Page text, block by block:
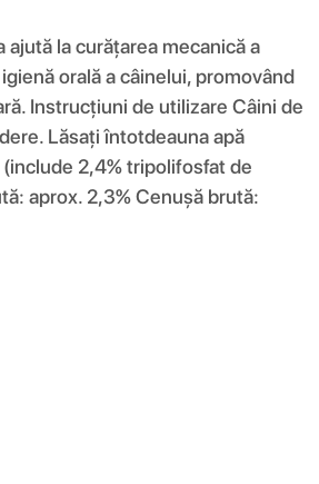
la curățarea mecanică a
orală a câinelui, promovând
Instrucțiuni de utilizare Câini de
Lăsați întotdeauna apă
2,4% tripolifosfat de
aprox. 2,3% Cenușă brută: